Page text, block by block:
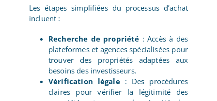
Les étapes simplifiées du processus d’achat
incluent :
Recherche de propriété : Accès à des
plateformes et agences spécialisées pour
trouver des propriétés adaptées aux
besoins des investisseurs.
Vérification légale: Des procédures
claires pour vérifier la légitimité des